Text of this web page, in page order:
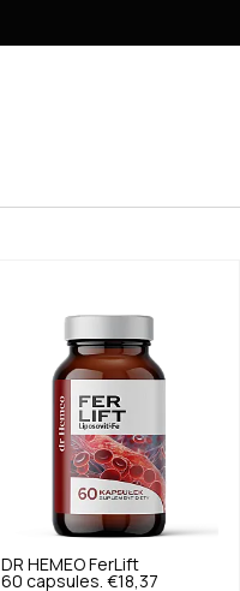
DR HEMEO FerLift
60 capsules. €18,37